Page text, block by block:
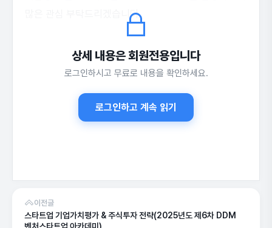
상세 내용은 회원전용입니다
로그인하시고 무료로 내용을 확인하세요.
로그인하고 계속 읽기
많은 관심 부탁드리겠습니다.
상세 정보는 공고 원문을 확인해 주세요.
이전글
스타트업 기업가치평가 & 주식투자 전략(2025년도 제6차 DDM